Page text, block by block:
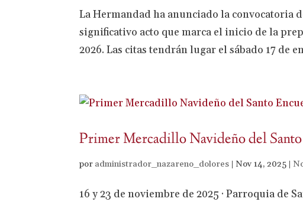
La Hermandad ha anunciado la convocatoria
significativo acto que marca el inicio de la
2026. Las citas tendrán lugar el sábado 17 de
Primer Mercadillo Navideño del
por administrador_nazareno_dolores |Nov 14, 2025 |
16 y 23 de noviembre de 2025 · Parroquia de